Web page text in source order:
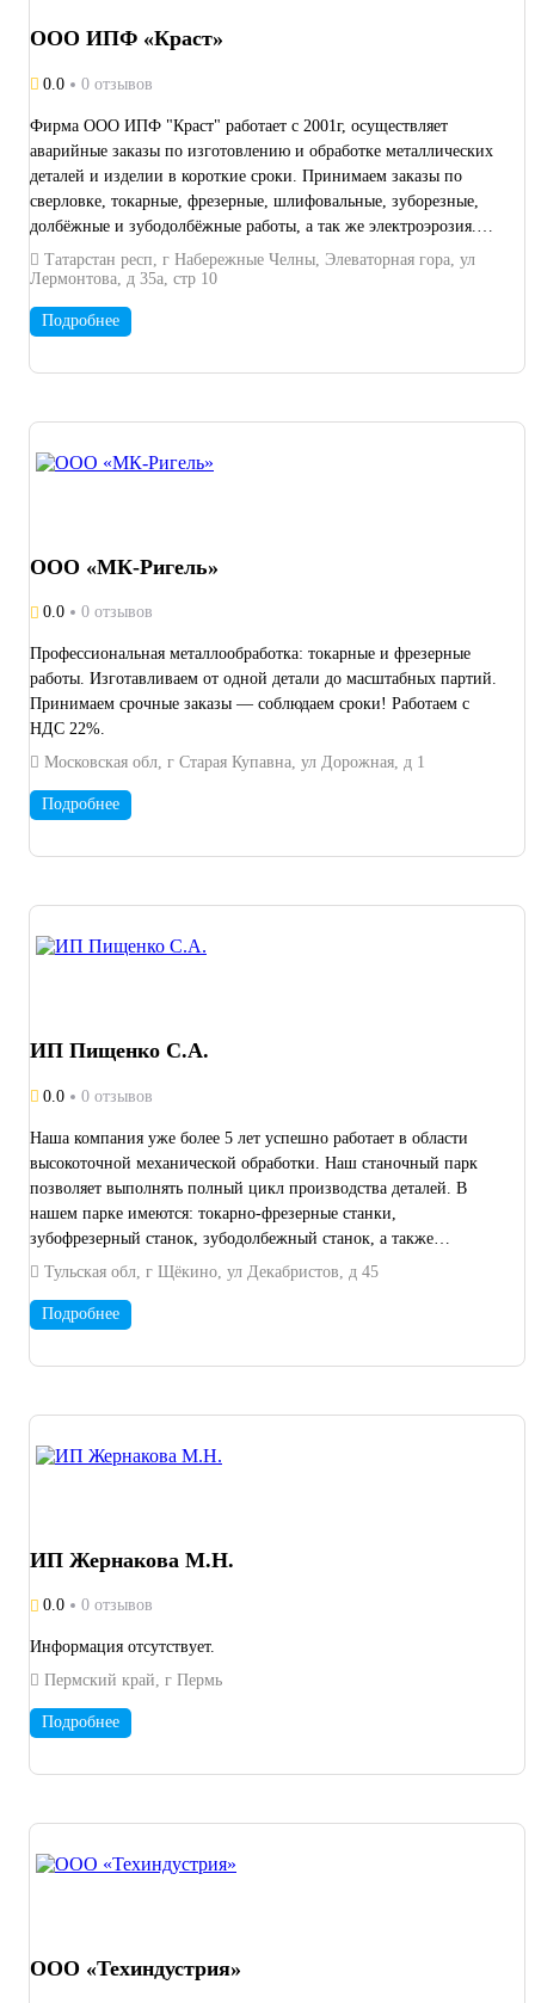
ООО ИПФ «Краст»
0.0 0 отзывов
Фирма ООО ИПФ "Краст" работает с 2001г, осуществляет
аварийные заказы по изготовлению и обработке металлических
деталей и изделии в короткие сроки. Принимаем заказы по
сверловке, токарные, фрезерные, шлифовальные, зуборезные,
долбёжные и зубодолбёжные работы, а так же электроэрозия.
Изготавливаем детали любой сложности по эскизам, образцам и
чертежам.
Татарстан респ, г Набережные Челны, Элеваторная гора, ул
Лермонтова, д 35а, стр 10
Подробнее
ООО «МК-Ригель»
0.0 0 отзывов
Профессиональная металлообработка: токарные и фрезерные
работы. Изготавливаем от одной детали до масштабных партий.
Принимаем срочные заказы — соблюдаем сроки! Работаем с
НДС 22%.
Московская обл, г Старая Купавна, ул Дорожная, д 1
Подробнее
ИП Пищенко С.А.
0.0 0 отзывов
Наша компания уже более 5 лет успешно работает в области
высокоточной механической обработки. Наш станочный парк
позволяет выполнять полный цикл производства деталей. В
нашем парке имеются: токарно-фрезерные станки,
зубофрезерный станок, зубодолбежный станок, а также
круглошлифовальный станок. В дополнении имеются вальцы.
Тульская обл, г Щёкино, ул Декабристов, д 45
Подробнее
ИП Жернакова М.Н.
0.0 0 отзывов
Информация отсутствует.
Пермский край, г Пермь
Подробнее
ООО «Техиндустрия»